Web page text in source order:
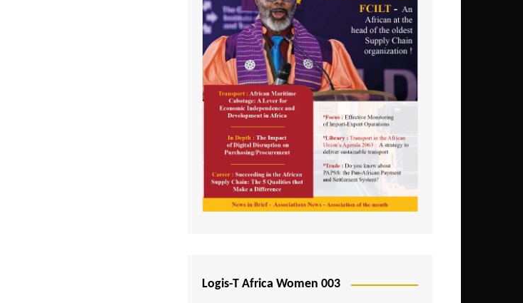
Logis-T Africa Women 003